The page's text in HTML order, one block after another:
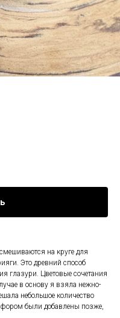
на круге для
Это древний способ
глазури. Цветовые сочетания
в основу я взяла нежно-
небольшое количество
были добавлены позже,